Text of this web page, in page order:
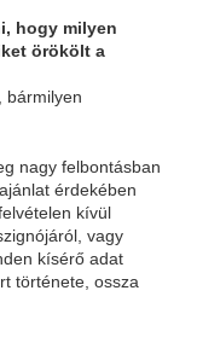
hogy milyen
örökölt a
bármilyen
nagy felbontásban
érdekében
kívül
vagy
kísérő adat
története, ossza